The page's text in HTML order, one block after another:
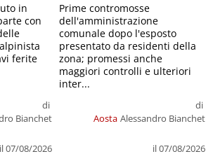
di
Bianchet
il 07/08/2026
in
con
ferite
Aosta
di
Alessandro Bianchet
il 07/08/2026
Prime contromosse
dell'amministrazione
comunale dopo l'esposto
presentato da residenti della
zona; promessi anche
maggiori controlli e ulteriori
inter...